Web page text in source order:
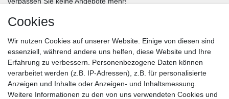
Nachname*
E-Mail*
Cookies
Wir nutzen Cookies auf unserer Website. Einige von diesen sind
essenziell, während andere uns helfen, diese Website und Ihre
Erfahrung zu verbessern. Personenbezogene Daten können
verarbeitet werden (z.B. IP-Adressen), z.B. für personalisierte
Anzeigen und Inhalte oder Anzeigen- und Inhaltsmessung.
Weitere Informationen zu den von uns verwendeten Cookies und